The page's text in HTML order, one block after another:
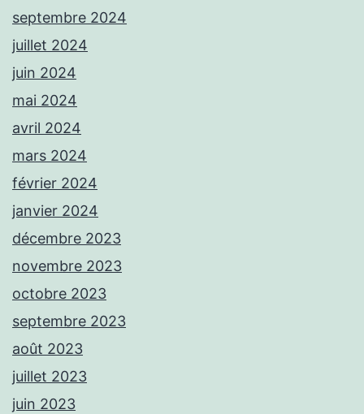
septembre 2024
juillet 2024
juin 2024
mai 2024
avril 2024
mars 2024
février 2024
janvier 2024
décembre 2023
novembre 2023
octobre 2023
septembre 2023
août 2023
juillet 2023
juin 2023